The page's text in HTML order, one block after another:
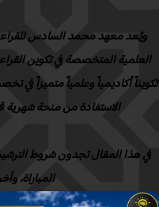
معهد محمد السادس للقراءات
المتخصصة في تكوين القراء
أكاديمياً وعلمياً متميزاً في
الاستفادة من منحة شهرية
هذا المقال تجدون شروط الترشيح،
المباراة،